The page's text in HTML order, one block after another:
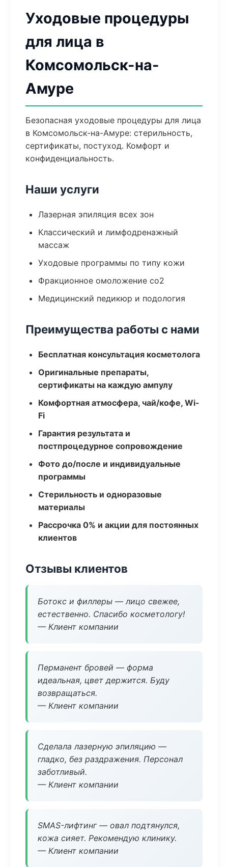
Уходовые процедуры
для лица в
Комсомольск-на-
Амуре
Безопасная уходовые процедуры для лица
в Комсомольск-на-Амуре: стерильность,
сертификаты, постуход. Комфорт и
конфиденциальность.
Наши услуги
Лазерная эпиляция всех зон
Классический и лимфодренажный
массаж
Уходовые программы по типу кожи
Фракционное омоложение co2
Медицинский педикюр и подология
Преимущества работы с нами
Бесплатная консультация косметолога
Оригинальные препараты,
сертификаты на каждую ампулу
Комфортная атмосфера, чай/кофе, Wi-
Fi
Гарантия результата и
постпроцедурное сопровождение
Фото до/после и индивидуальные
программы
Стерильность и одноразовые
материалы
Рассрочка 0% и акции для постоянных
клиентов
Отзывы клиентов
Ботокс и филлеры — лицо свежее,
естественно. Спасибо косметологу!
— Клиент компании
Перманент бровей — форма
идеальная, цвет держится. Буду
возвращаться.
— Клиент компании
Сделала лазерную эпиляцию —
гладко, без раздражения. Персонал
заботливый.
— Клиент компании
SMAS-лифтинг — овал подтянулся,
кожа сияет. Рекомендую клинику.
— Клиент компании